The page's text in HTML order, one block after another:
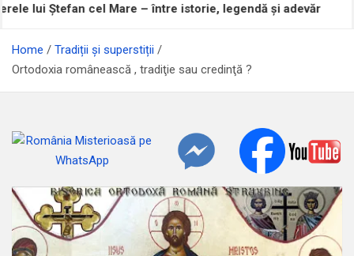
Mare – între istorie, legendă și adevăr
Home
Tradiții și superstiții
Ortodoxia românească , tradiţie sau credinţă ?